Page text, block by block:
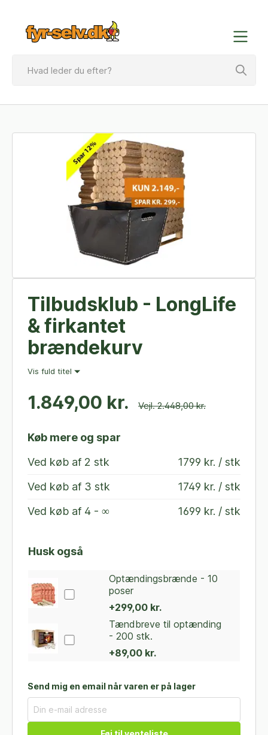
Tilbudsklub - LongLife
& firkantet
brændekurv
Vis fuld titel
1.849,00 kr. Vejl. 2.448,00 kr.
Køb mere og spar
Ved køb af 2 stk
1799 kr. / stk
Ved køb af 3 stk
1749 kr. / stk
Ved køb af 4 - ∞ 1699 kr. / stk
Husk også
Optændingsbrænde - 10
poser
+299,00 kr.
Tændbreve til optænding
- 200 stk.
+89,00 kr.
Send mig en email når varen er på lager